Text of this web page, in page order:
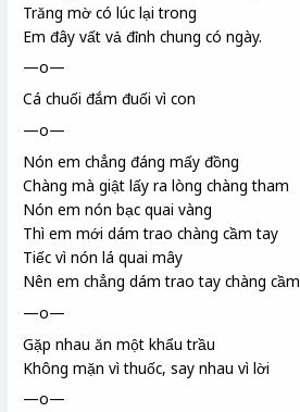
Trăng mờ có lúc lại trong
Em đây vất vả đỉnh chung có ngày.
—o—
Cá chuối đắm đuối vì con
—o—
Nón em chẳng đáng mấy đồng
Chàng mà giật lấy ra lòng chàng tham
Nón em nón bạc quai vàng
Thì em mới dám trao chàng cầm tay
Tiếc vì nón lá quai mây
Nên em chẳng dám trao tay chàng cầm
—o—
Gặp nhau ăn một khẩu trầu
Không mặn vì thuốc, say nhau vì lời
—o—